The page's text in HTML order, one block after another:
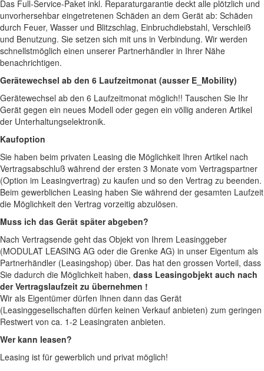
Das Full-Service-Paket inkl. Reparaturgarantie deckt alle plötzlich und
unvorhersehbar eingetretenen Schäden an dem Gerät ab: Schäden
durch Feuer, Wasser und Blitzschlag, Einbruchdiebstahl, Verschleiß
und Benutzung. Sie setzen sich mit uns in Verbindung. Wir werden
schnellstmöglich einen unserer Partnerhändler in Ihrer Nähe
benachrichtigen.
Gerätewechsel ab den 6 Laufzeitmonat (ausser E_Mobility)
Gerätewechsel ab den 6 Laufzeitmonat möglich!! Tauschen Sie Ihr
Gerät gegen ein neues Modell oder gegen ein völlig anderen Artikel
der Unterhaltungselektronik.
Kaufoption
Sie haben beim privaten Leasing die Möglichkeit Ihren Artikel nach
Vertragsabschluß während der ersten 3 Monate vom Vertragspartner
(Option im Leasingvertrag) zu kaufen und so den Vertrag zu beenden.
Beim gewerblichen Leasing haben Sie während der gesamten Laufzeit
die Möglichkeit den Vertrag vorzeitig abzulösen.
Muss ich das Gerät später abgeben?
Nach Vertragsende geht das Objekt von Ihrem Leasinggeber
(MODULAT LEASING AG oder die Grenke AG) in unser Eigentum als
Partnerhändler (Leasingshop) über. Das hat den grossen Vorteil, dass
Sie dadurch die Möglichkeit haben, dass Leasingobjekt auch nach
der Vertragslaufzeit zu übernehmen !
Wir als Eigentümer dürfen Ihnen dann das Gerät
(Leasinggesellschaften dürfen keinen Verkauf anbieten) zum geringen
Restwert von ca. 1-2 Leasingraten anbieten.
Wer kann leasen?
Leasing ist für gewerblich und privat möglich!